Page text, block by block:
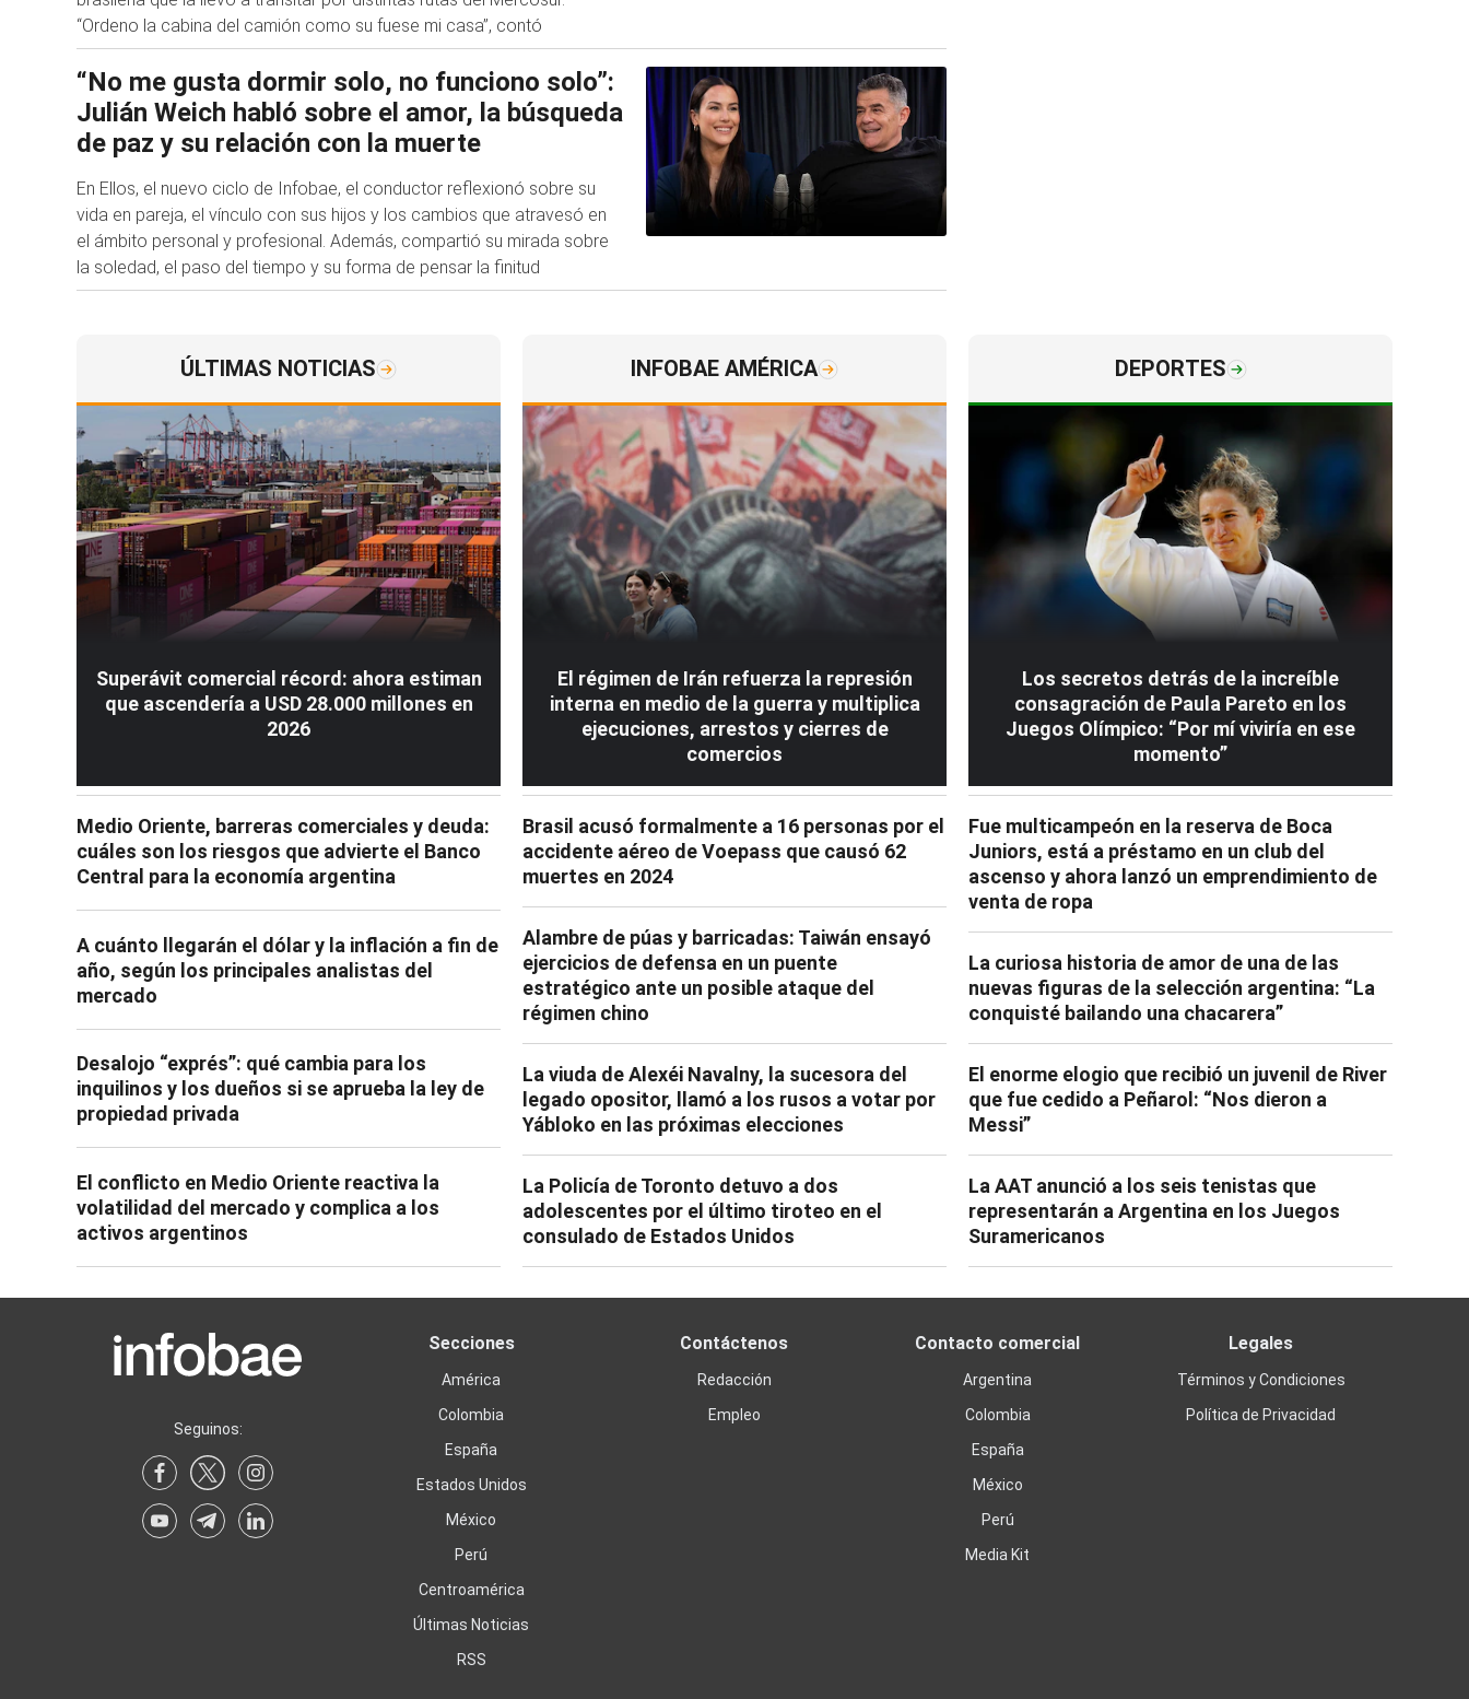
“Ordeno la cabina del camión como su fuese mi casa”, contó
“No me gusta dormir solo, no funciono solo”:
Julián Weich habló sobre el amor, la búsqueda
de paz y su relación con la muerte
En Ellos, el nuevo ciclo de Infobae, el conductor reflexionó sobre su
vida en pareja, el vínculo con sus hijos y los cambios que atravesó en
el ámbito personal y profesional. Además, compartió su mirada sobre
la soledad, el paso del tiempo y su forma de pensar la finitud
ÚLTIMAS NOTICIAS
Superávit comercial récord: ahora estiman
que ascendería a USD 28.000 millones en
2026
Medio Oriente, barreras comerciales y deuda:
cuáles son los riesgos que advierte el Banco
Central para la economía argentina
A cuánto llegarán el dólar y la inflación a fin de
año, según los principales analistas del
mercado
Desalojo “exprés”: qué cambia para los
inquilinos y los dueños si se aprueba la ley de
propiedad privada
El conflicto en Medio Oriente reactiva la
volatilidad del mercado y complica a los
activos argentinos
INFOBAE AMÉRICA
El régimen de Irán refuerza la represión
interna en medio de la guerra y multiplica
ejecuciones, arrestos y cierres de
comercios
Brasil acusó formalmente a 16 personas por el
accidente aéreo de Voepass que causó 62
muertes en 2024
Alambre de púas y barricadas: Taiwán ensayó
ejercicios de defensa en un puente
estratégico ante un posible ataque del
régimen chino
La viuda de Alexéi Navalny, la sucesora del
legado opositor, llamó a los rusos a votar por
Yábloko en las próximas elecciones
La Policía de Toronto detuvo a dos
adolescentes por el último tiroteo en el
consulado de Estados Unidos
DEPORTES
Los secretos detrás de la increíble
consagración de Paula Pareto en los
Juegos Olímpico: “Por mí viviría en ese
momento”
Fue multicampeón en la reserva de Boca
Juniors, está a préstamo en un club del
ascenso y ahora lanzó un emprendimiento de
venta de ropa
La curiosa historia de amor de una de las
nuevas figuras de la selección argentina: “La
conquisté bailando una chacarera”
El enorme elogio que recibió un juvenil de River
que fue cedido a Peñarol: “Nos dieron a
Messi”
La AAT anunció a los seis tenistas que
representarán a Argentina en los Juegos
Suramericanos
Seguinos:
Secciones
América
Colombia
España
Estados Unidos
México
Perú
Centroamérica
Últimas Noticias
RSS
Contáctenos
Redacción
Empleo
Contacto comercial
Argentina
Colombia
España
México
Perú
Media Kit
Legales
Términos y Condiciones
Política de Privacidad